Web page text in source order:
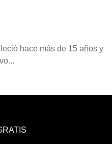
hace más de 15 años y